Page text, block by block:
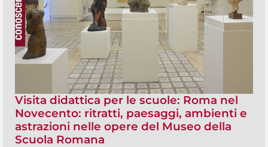
Visita didattica per le scuole: Roma nel
Novecento: ritratti, paesaggi, ambienti e
astrazioni nelle opere del Museo della
Scuola Romana